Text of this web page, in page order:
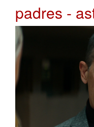
padres -